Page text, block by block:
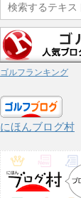
ゴルフランキング
にほんブログ村